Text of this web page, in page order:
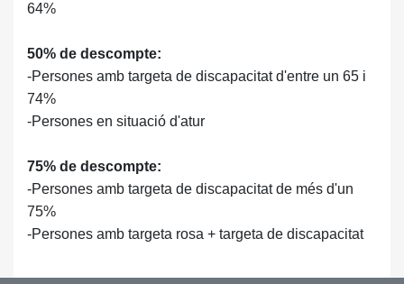
64%
50% de descompte:
-Persones amb targeta de discapacitat d'entre un 65 i
74%
-Persones en situació d'atur
75% de descompte:
-Persones amb targeta de discapacitat de més d'un
75%
-Persones amb targeta rosa + targeta de discapacitat